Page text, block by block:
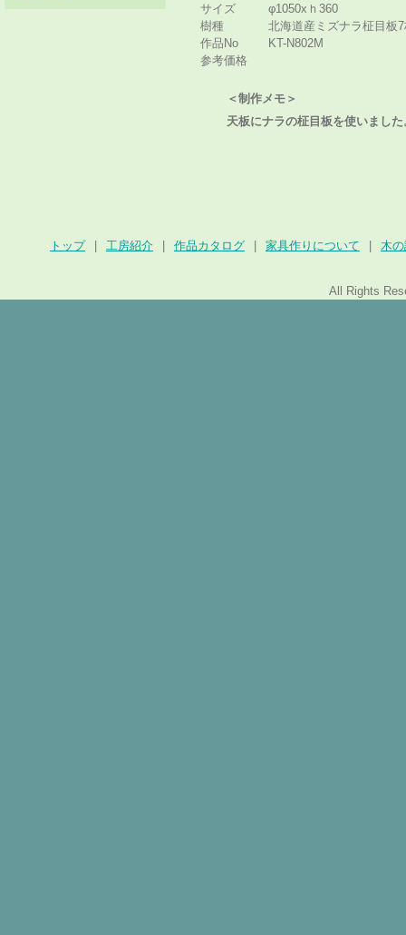
サイズ
φ1050xｈ360
樹種
北海道産ミズナラ柾目板
作品No
KT-N802M
参考価格
＜制作メモ＞
天板にナラの柾目板を使いまし
トップ 工房紹介 作品カタログ 家具作りについて 木
All Rights